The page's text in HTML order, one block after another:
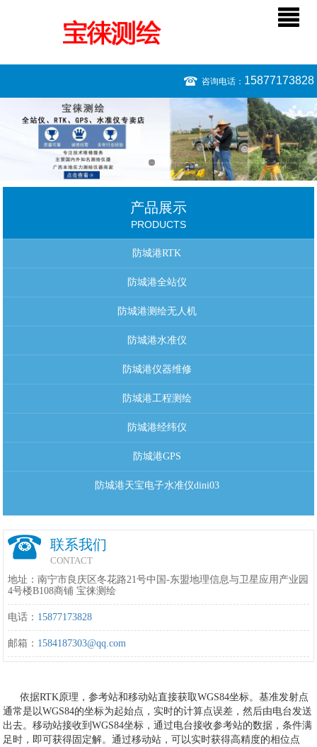
咨询电话： 15877173828
产品展示
PRODUCTS
防城港RTK
防城港全站仪
防城港测绘无人机
防城港水准仪
防城港仪器维修
防城港工程测绘
防城港经纬仪
防城港GPS
防城港天宝电子水准仪dini03
联系我们
CONTACT
地址：南宁市良庆区冬花路21号中国-东盟地理信息与卫星应用产业园
4号楼B108商铺 宝徕测绘
电话： 15877173828
邮箱： 1584187303@qq.com
依据RTK原理，参考站和移动站直接获取WGS84坐标。基准发射点
通常是以WGS84的坐标为起始点，实时的计算点误差，然后由电台发送
出去。移动站接收到WGS84坐标，通过电台接收参考站的数据，条件满
足时，即可获得固定解。通过移动站，可以实时获得高精度的相位点